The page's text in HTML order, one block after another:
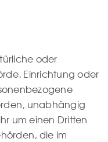
oder
Einrichtung oder
unabhängig
um einen Dritten
die im